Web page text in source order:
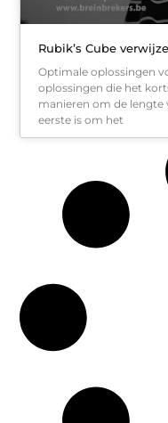
Rubik’s Cube
Optimale oplossingen
oplossingen die het
manieren om de lengte
eerste is om het